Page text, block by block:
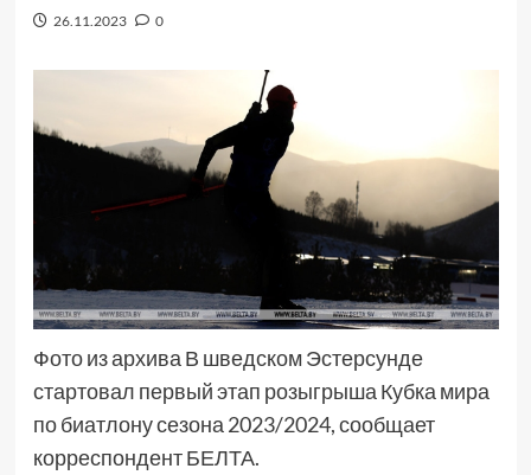
26.11.2023 0
Фото из архива В шведском Эстерсунде
стартовал первый этап розыгрыша Кубка мира
по биатлону сезона 2023/2024, сообщает
корреспондент БЕЛТА.